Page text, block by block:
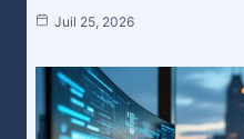
Juil 25, 2026